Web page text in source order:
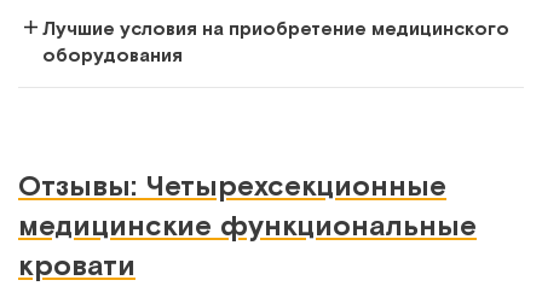
Лучшие условия на приобретение медицинского
оборудования
Отзывы: Четырехсекционные
медицинские функциональные
кровати